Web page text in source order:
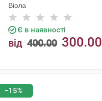
Віола
Є в наявності
від 400.00 300.00
−15%